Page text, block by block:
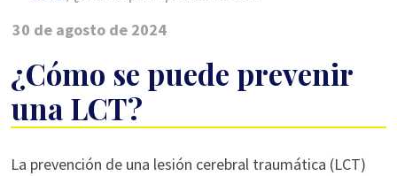
30 de agosto de 2024
¿Cómo se puede prevenir
una LCT?
¿Cómo
La prevención de una lesión cerebral traumática (LCT)